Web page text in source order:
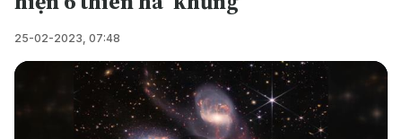
25-02-2023, 07:48